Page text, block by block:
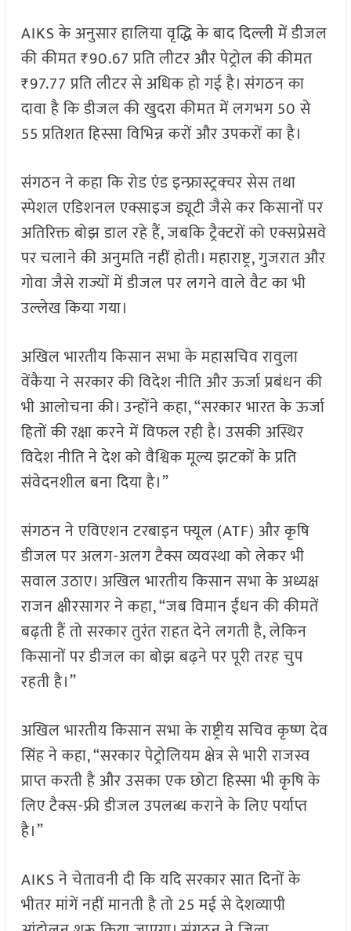
AIKS के अनुसार हालिया वृद्धि के बाद दिल्ली में डीजल
की कीमत ₹90.67 प्रति लीटर और पेट्रोल की कीमत
₹97.77 प्रति लीटर से अधिक हो गई है। संगठन का
दावा है कि डीजल की खुदरा कीमत में लगभग 50 से
55 प्रतिशत हिस्सा विभिन्न करों और उपकरों का है।
संगठन ने कहा कि रोड एंड इन्फ्रास्ट्रक्चर सेस तथा
स्पेशल एडिशनल एक्साइज ड्यूटी जैसे कर किसानों पर
अतिरिक्त बोझ डाल रहे हैं, जबकि ट्रैक्टरों को एक्सप्रेसवे
पर चलाने की अनुमति नहीं होती। महाराष्ट्र, गुजरात और
गोवा जैसे राज्यों में डीजल पर लगने वाले वैट का भी
उल्लेख किया गया।
अखिल भारतीय किसान सभा के महासचिव रावुला
वेंकैया ने सरकार की विदेश नीति और ऊर्जा प्रबंधन की
भी आलोचना की। उन्होंने कहा, “सरकार भारत के ऊर्जा
हितों की रक्षा करने में विफल रही है। उसकी अस्थिर
विदेश नीति ने देश को वैश्विक मूल्य झटकों के प्रति
संवेदनशील बना दिया है।”
संगठन ने एविएशन टरबाइन फ्यूल (ATF) और कृषि
डीजल पर अलग-अलग टैक्स व्यवस्था को लेकर भी
सवाल उठाए। अखिल भारतीय किसान सभा के अध्यक्ष
राजन क्षीरसागर ने कहा, “जब विमान ईंधन की कीमतें
बढ़ती हैं तो सरकार तुरंत राहत देने लगती है, लेकिन
किसानों पर डीजल का बोझ बढ़ने पर पूरी तरह चुप
रहती है।”
अखिल भारतीय किसान सभा के राष्ट्रीय सचिव कृष्ण देव
सिंह ने कहा, “सरकार पेट्रोलियम क्षेत्र से भारी राजस्व
प्राप्त करती है और उसका एक छोटा हिस्सा भी कृषि के
लिए टैक्स-फ्री डीजल उपलब्ध कराने के लिए पर्याप्त
है।”
AIKS ने चेतावनी दी कि यदि सरकार सात दिनों के
भीतर मांगें नहीं मानती है तो 25 मई से देशव्यापी